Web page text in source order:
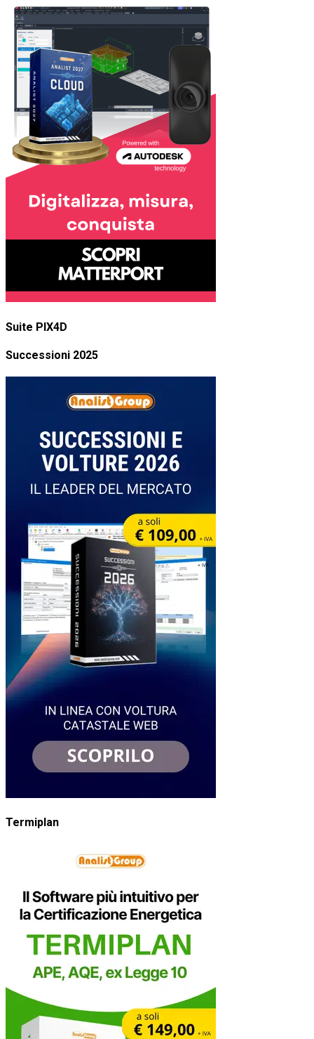
Suite PIX4D
Successioni 2025
Termiplan